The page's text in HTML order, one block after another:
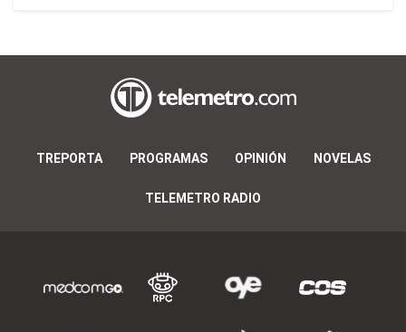
TREPORTA PROGRAMAS OPINIÓN NOVELAS
TELEMETRO RADIO